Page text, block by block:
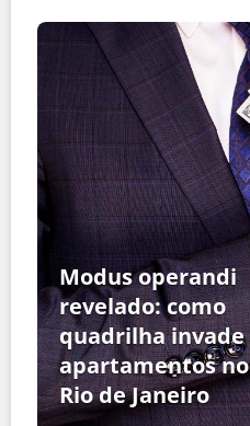
Modus operandi
revelado: como
quadrilha invade
apartamentos no
Rio de Janeiro